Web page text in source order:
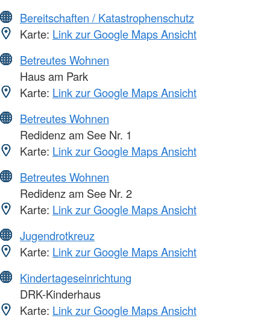
Bereitschaften / Katastrophenschutz
Karte: Link zur Google Maps Ansicht
Betreutes Wohnen
Haus am Park
Karte: Link zur Google Maps Ansicht
Betreutes Wohnen
Redidenz am See Nr. 1
Karte: Link zur Google Maps Ansicht
Betreutes Wohnen
Redidenz am See Nr. 2
Karte: Link zur Google Maps Ansicht
Jugendrotkreuz
Karte: Link zur Google Maps Ansicht
Kindertageseinrichtung
DRK-Kinderhaus
Karte: Link zur Google Maps Ansicht